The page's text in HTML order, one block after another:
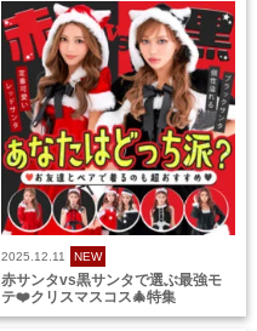
2025.12.11 NEW
赤サンタvs黒サンタで選ぶ最強モ
テ❤️クリスマスコス🎄特集